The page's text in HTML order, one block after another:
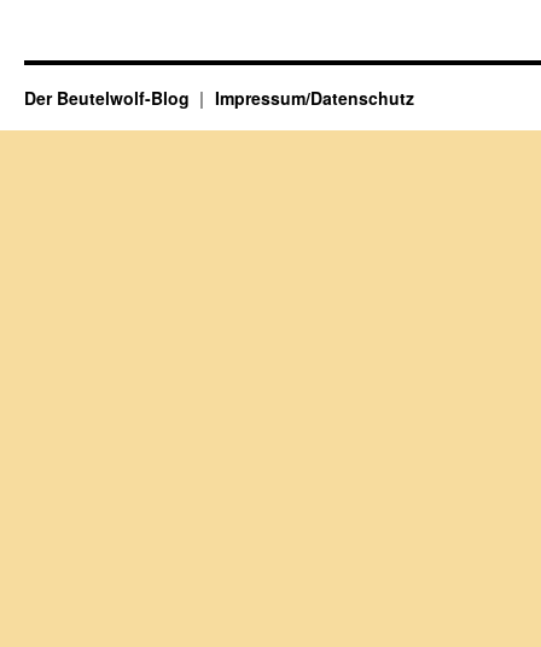
Der Beutelwolf-Blog Impressum/Datenschutz